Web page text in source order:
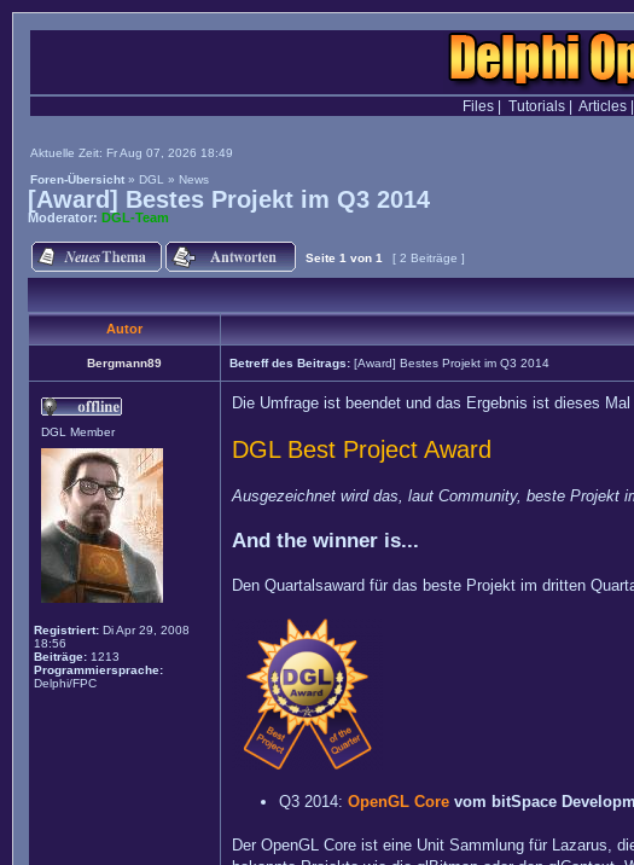
Files| Tutorials| Articles|
Aktuelle Zeit: Fr Aug 07, 2026 18:49
Foren-Übersicht » DGL » News
[Award] Bestes Projekt im Q3 2014
Moderator: DGL-Team
Seite 1 von 1 [ 2 Beiträge ]
Autor
Bergmann89 Betreff des Beitrags: [Award] Bestes Projekt im Q3 2014
DGL Member
Registriert: Di Apr 29, 2008
18:56
Beiträge: 1213
Programmiersprache:
Delphi/FPC
Die Umfrage ist beendet und das Ergebnis ist dieses
DGL Best Project Award
Ausgezeichnet wird das, laut Community, beste Projekt
And the winner is...
Den Quartalsaward für das beste Projekt im dritten
Q3 2014: OpenGL Core vom bitSpace
Der OpenGL Core ist eine Unit Sammlung für Lazarus,